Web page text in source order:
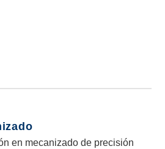
en mecanizado de precisión